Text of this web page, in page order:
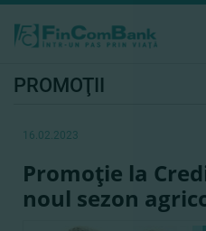
PROMOŢII
16.02.2023
Promoţie la
noul sezon